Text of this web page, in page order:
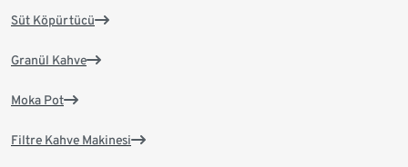
Süt Köpürtücü
Granül Kahve
Moka Pot
Filtre Kahve Makinesi